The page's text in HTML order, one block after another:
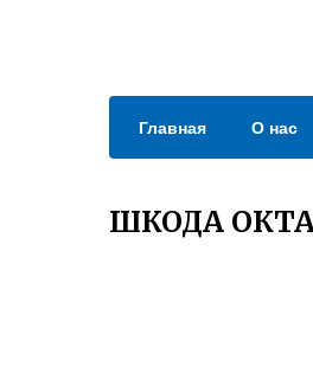
Главная О нас
ШКОДА